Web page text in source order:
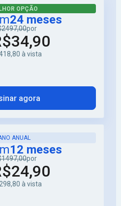
OPÇÃO
24 meses
por
à vista
agora
ANUAL
12 meses
por
à vista